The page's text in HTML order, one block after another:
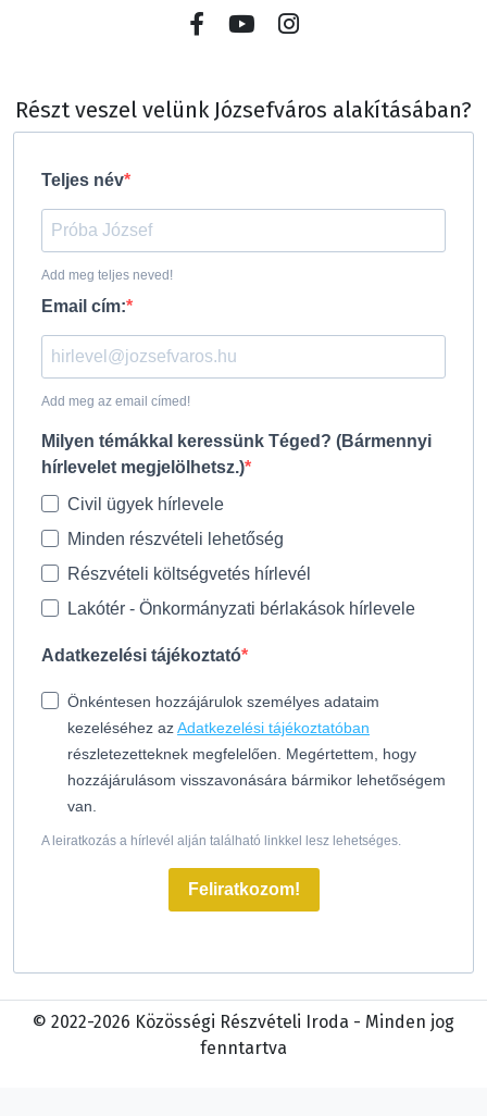
Részt veszel velünk Józsefváros alakításában?
Teljes név
Add meg teljes neved!
Email cím:
Add meg az email címed!
Milyen témákkal keressünk Téged? (Bármennyi
hírlevelet megjelölhetsz.)
Civil ügyek hírlevele
Minden részvételi lehetőség
Részvételi költségvetés hírlevél
Lakótér - Önkormányzati bérlakások hírlevele
Adatkezelési tájékoztató
Önkéntesen hozzájárulok személyes adataim
kezeléséhez azAdatkezelési tájékoztatóban
részletezetteknek megfelelően. Megértettem, hogy
hozzájárulásom visszavonására bármikor lehetőségem
van.
A leiratkozás a hírlevél alján található linkkel lesz lehetséges.
Feliratkozom!
© 2022-2026 Közösségi Részvételi Iroda - Minden jog
fenntartva